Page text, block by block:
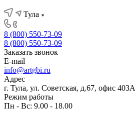
Тула
8 (800) 550-73-09
8 (800) 550-73-09
Заказать звонок
E-mail
info@artgbi.ru
Адрес
г. Тула, ул. Советская, д.67, офис 403А
Режим работы
Пн - Вс: 9.00 - 18.00